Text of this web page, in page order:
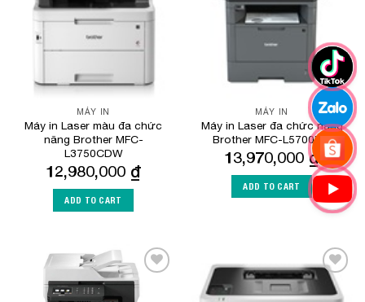
MÁY IN
Máy in Laser màu đa chức
năng Brother MFC-
L3750CDW
12,980,000 ₫
ADD TO CART
MÁY IN
Máy in Laser đa chức năng
Brother MFC-L5700DN
13,970,000₫
ADD TO CART
Add to
Wishlist
Add to
Wishlist